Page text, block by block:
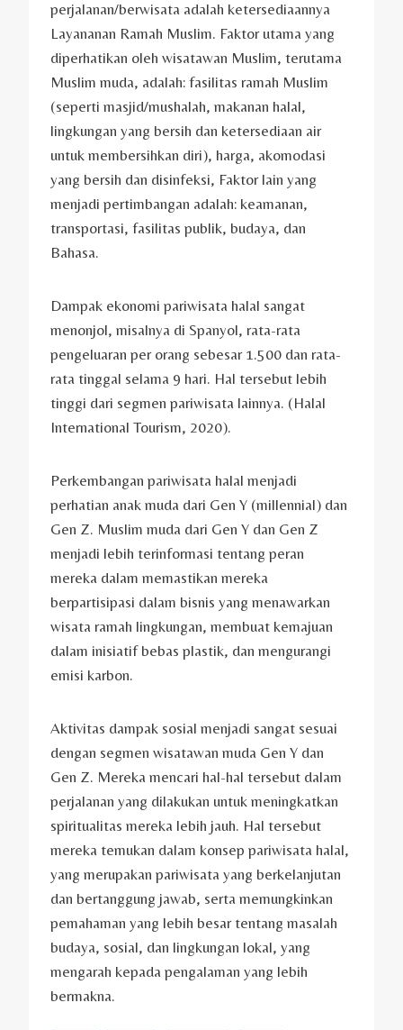
perjalanan/berwisata adalah ketersediaannya
Layananan Ramah Muslim. Faktor utama yang
diperhatikan oleh wisatawan Muslim, terutama
Muslim muda, adalah: fasilitas ramah Muslim
(seperti masjid/mushalah, makanan halal,
lingkungan yang bersih dan ketersediaan air
untuk membersihkan diri), harga, akomodasi
yang bersih dan disinfeksi, Faktor lain yang
menjadi pertimbangan adalah: keamanan,
transportasi, fasilitas publik, budaya, dan
Bahasa.
Dampak ekonomi pariwisata halal sangat
menonjol, misalnya di Spanyol, rata-rata
pengeluaran per orang sebesar 1.500 dan rata-
rata tinggal selama 9 hari. Hal tersebut lebih
tinggi dari segmen pariwisata lainnya. (Halal
International Tourism, 2020).
Perkembangan pariwisata halal menjadi
perhatian anak muda dari Gen Y (millennial) dan
Gen Z. Muslim muda dari Gen Y dan Gen Z
menjadi lebih terinformasi tentang peran
mereka dalam memastikan mereka
berpartisipasi dalam bisnis yang menawarkan
wisata ramah lingkungan, membuat kemajuan
dalam inisiatif bebas plastik, dan mengurangi
emisi karbon.
Aktivitas dampak sosial menjadi sangat sesuai
dengan segmen wisatawan muda Gen Y dan
Gen Z. Mereka mencari hal-hal tersebut dalam
perjalanan yang dilakukan untuk meningkatkan
spiritualitas mereka lebih jauh. Hal tersebut
mereka temukan dalam konsep pariwisata halal,
yang merupakan pariwisata yang berkelanjutan
dan bertanggung jawab, serta memungkinkan
pemahaman yang lebih besar tentang masalah
budaya, sosial, dan lingkungan lokal, yang
mengarah kepada pengalaman yang lebih
bermakna.